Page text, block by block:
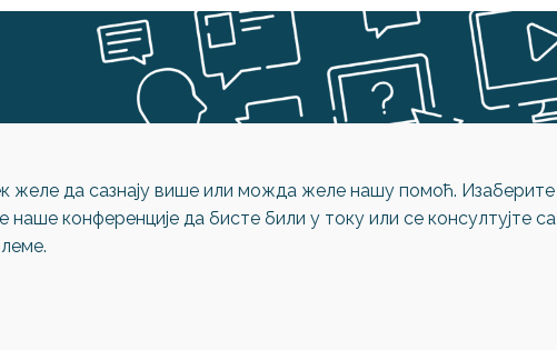
желе да сазнају више или можда желе нашу помоћ. Изаберите
конференције да бисте били у току или се консултујте са